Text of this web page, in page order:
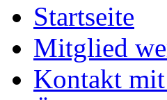
Startseite
Mitglied
Kontakt